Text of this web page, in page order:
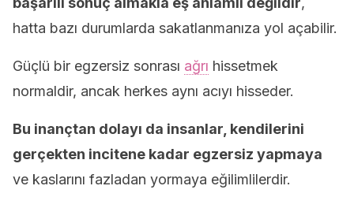
hatta bazı durumlarda sakatlanmanıza yol açabilir.
Güçlü bir egzersiz sonrası ağrı hissetmek
normaldir, ancak herkes aynı acıyı hisseder.
Bu inançtan dolayı da insanlar, kendilerini
gerçekten incitene kadar egzersiz yapmaya
ve kaslarını fazladan yormaya eğilimlilerdir.